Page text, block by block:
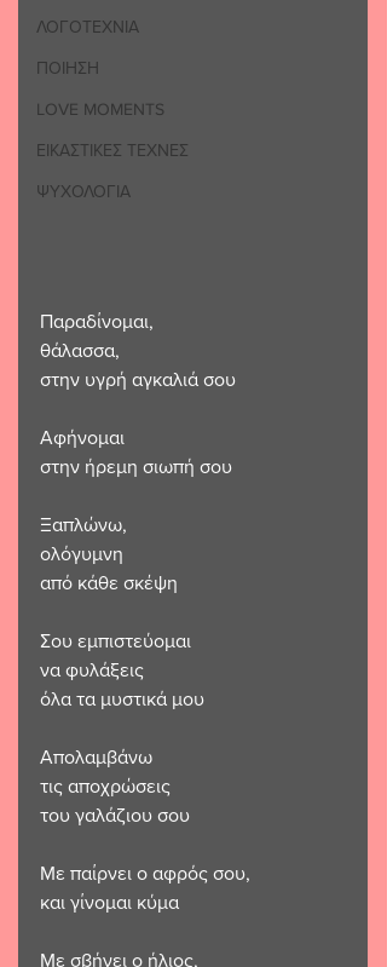
ΛΟΓΟΤΕΧΝΙΑ
ΠΟΙΗΣΗ
LOVE MOMENTS
ΕΙΚΑΣΤΙΚΕΣ ΤΕΧΝΕΣ
ΨΥΧΟΛΟΓΙΑ
Παραδίνομαι,
θάλασσα,
στην υγρή αγκαλιά σου
Αφήνομαι
στην ήρεμη σιωπή σου
Ξαπλώνω,
ολόγυμνη
από κάθε σκέψη
Σου εμπιστεύομαι
να φυλάξεις
όλα τα μυστικά μου
Απολαμβάνω
τις αποχρώσεις
του γαλάζιου σου
Με παίρνει ο αφρός σου,
και γίνομαι κύμα
Με σβήνει ο ήλιος,